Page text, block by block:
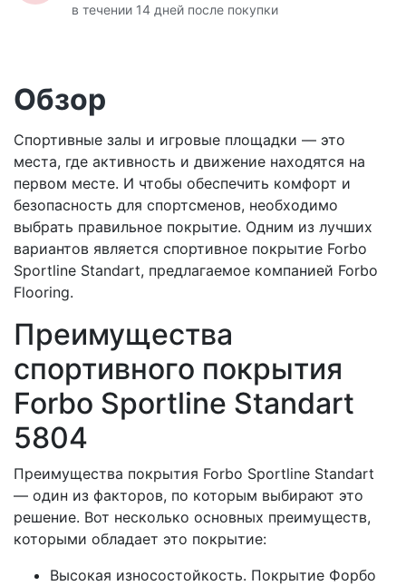
в течении 14 дней после покупки
Обзор
Спортивные залы и игровые площадки — это
места, где активность и движение находятся на
первом месте. И чтобы обеспечить комфорт и
безопасность для спортсменов, необходимо
выбрать правильное покрытие. Одним из лучших
вариантов является спортивное покрытие Forbo
Sportline Standart, предлагаемое компанией Forbo
Flooring.
Преимущества
спортивного покрытия
Forbo Sportline Standart
5804
Преимущества покрытия Forbo Sportline Standart
— один из факторов, по которым выбирают это
решение. Вот несколько основных преимуществ,
которыми обладает это покрытие:
Высокая износостойкость. Покрытие Форбо